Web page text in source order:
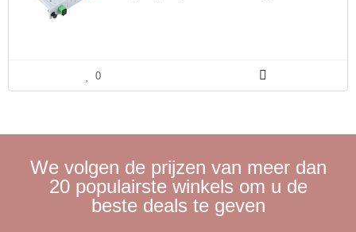
0
We volgen de prijzen van meer dan
20 populairste winkels om u de
beste deals te geven